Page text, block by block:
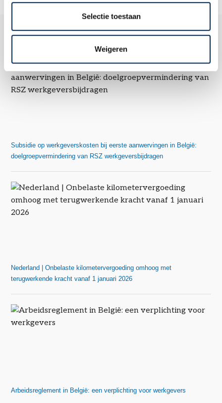
Selectie toestaan
Weigeren
Subsidie op werkgeverskosten bij eerste aanwervingen in België:
doelgroepvermindering van RSZ werkgeversbijdragen
Nederland | Onbelaste kilometervergoeding omhoog met
terugwerkende kracht vanaf 1 januari 2026
Arbeidsreglement in België: een verplichting voor werkgevers